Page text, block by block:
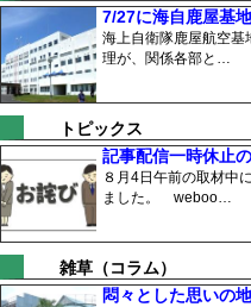
7/27に海自鹿屋基
海上自衛隊鹿屋航空基
理が、関係各部と…
トピックス
記事配信一時休止
８月4日午前の取材中
ました。 weboo…
雑草（コラム）
悶々とした思いの